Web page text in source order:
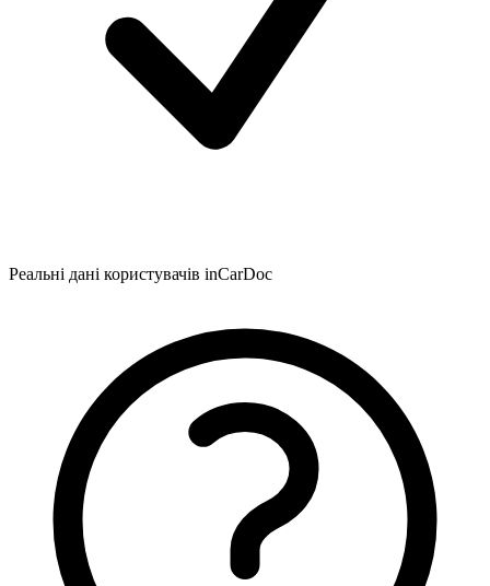
Реальні дані користувачів inCarDoc